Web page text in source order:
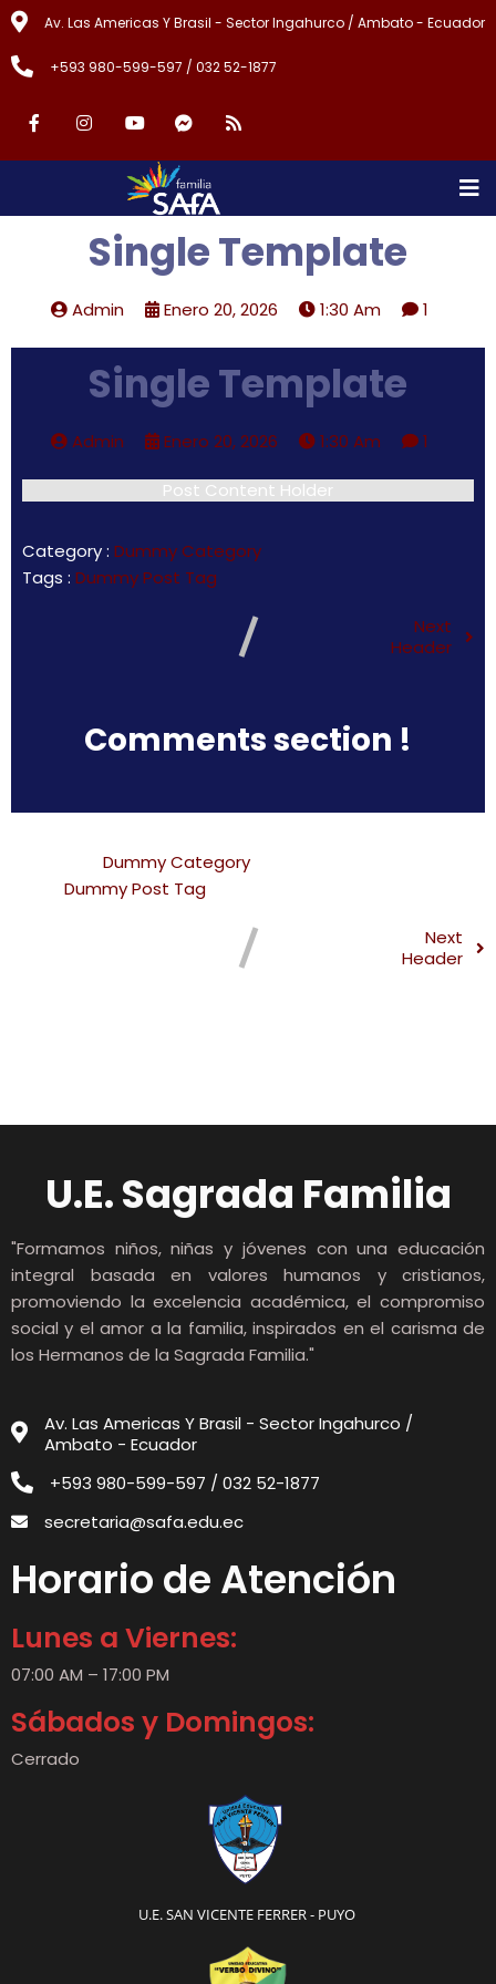
Av. Las Americas Y Brasil - Sector Ingahurco / Ambato - Ecuador
+593 980-599-597 / 032 52-1877
Single Template
Admin Enero 20, 2026 1:30 Am 1
Single Template
Admin Enero 20, 2026 1:30 Am 1
Post Content Holder
Category : Dummy Category
Tags : Dummy Post Tag
Next
Header
Comments section !
Dummy Category
Dummy Post Tag
Next
Header
U.E. Sagrada Familia
"Formamos niños, niñas y jóvenes con una educación
integral basada en valores humanos y cristianos,
promoviendo la excelencia académica, el compromiso
social y el amor a la familia, inspirados en el carisma de
los Hermanos de la Sagrada Familia."
Av. Las Americas Y Brasil - Sector Ingahurco /
Ambato - Ecuador
+593 980-599-597 / 032 52-1877
secretaria@safa.edu.ec
Horario de Atención
Lunes a Viernes:
07:00 AM – 17:00 PM
Sábados y Domingos:
Cerrado
U.E. SAN VICENTE FERRER - PUYO